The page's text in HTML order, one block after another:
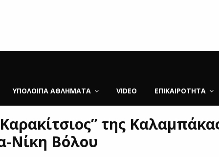
ΥΠΌΛΟΙΠΑ ΑΘΛΉΜΑΤΑ VIDEO ΕΠΙΚΑΙΡΌΤΗΤΑ
της
Νίκη Βόλου